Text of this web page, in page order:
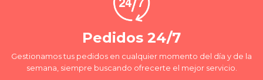
Pedidos 24/7
Gestionamos tus pedidos en cualquier momento del día y de la
semana, siempre buscando ofrecerte el mejor servicio.